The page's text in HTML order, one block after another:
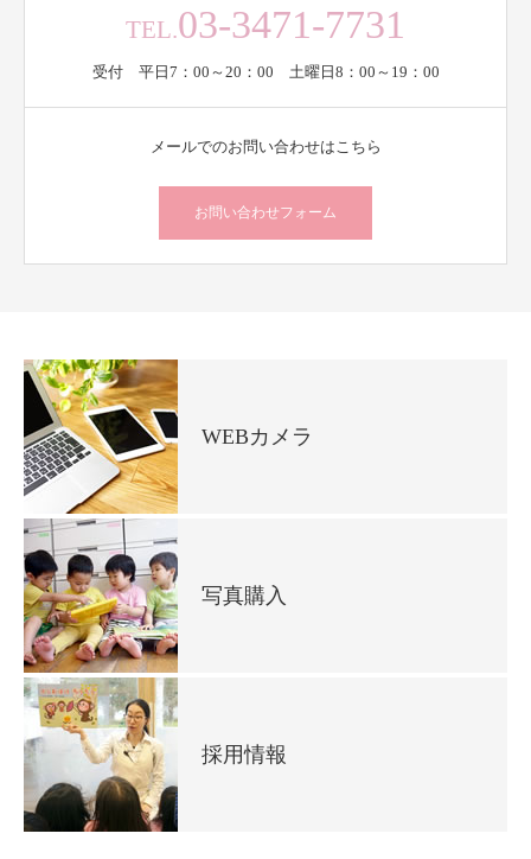
TEL.03-3471-7731
受付 平日7：00～20：00 土曜日8：00～19：00
メールでのお問い合わせはこちら
お問い合わせフォーム
WEBカメラ
写真購入
採用情報